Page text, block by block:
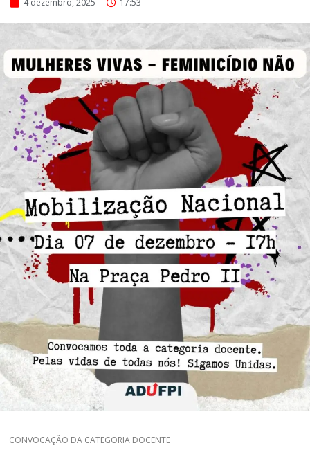
4 dezembro, 2025 17:53
CONVOCAÇÃO DA CATEGORIA DOCENTE